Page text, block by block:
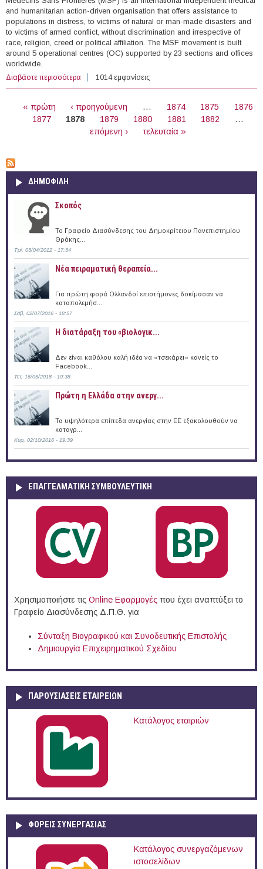
and humanitarian action-driven organisation that offers assistance to
populations in distress, to victims of natural or man-made disasters and
to victims of armed conflict, without discrimination and irrespective of
race, religion, creed or political affiliation. The MSF movement is built
around 5 operational centres (OC) supported by 23 sections and offices
worldwide.
Διαβάστε περισσότερα για Liaison Officer/Assistant Project Coordinator at
Médecins Sans Frontières (Samos)
1014 εμφανίσεις
« πρώτη ‹ προηγούμενη … 1874 1875
1876
1877
1878 1879 1880 1881 1882
…
επόμενη ›
τελευταία »
ΔΗΜΟΦΙΛΗ
Σκοπός
Το Γραφείο Διασύνδεσης του Δημοκρίτειου Πανεπιστημίου
Θράκης...
Τρί, 03/04/2012 - 17:34
Νέα πειραματική θεραπεία...
Για πρώτη φορά Ολλανδοί επιστήμονες δοκίμασαν να
καταπολεμήσ...
Σάβ, 02/07/2016 - 18:57
Η διατάραξη του «βιολογικ...
Δεν είναι καθόλου καλή ιδέα να «τσεκάρει» κανείς το
Facebook...
Τετ, 16/05/2018 - 10:38
Πρώτη η Ελλάδα στην ανεργ...
Τα υψηλότερα επίπεδα ανεργίας στην ΕΕ εξακολουθούν να
καταγρ...
Κυρ, 02/10/2016 - 19:39
ΕΠΑΓΓΕΛΜΑΤΙΚΉ ΣΥΜΒΟΥΛΕΥΤΙΚΉ
Χρησιμοποιήστε τις Online Eφαρμογές που έχει αναπτύξει το
Γραφείο Διασύνδεσης Δ.Π.Θ. για
Σύνταξη Βιογραφικού και Συνοδευτικής Επιστολής
Δημιουργία Επιχειρηματικού Σχεδίου
ΠΑΡΟΥΣΙΆΣΕΙΣ ΕΤΑΙΡΕΙΏΝ
Κατάλογος εταιριών
ΦΟΡΕΙΣ ΣΥΝΕΡΓΑΣΙΑΣ
Κατάλογος συνεργαζόμενων
ιστοσελίδων